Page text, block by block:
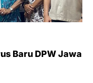
Baru DPW Jawa